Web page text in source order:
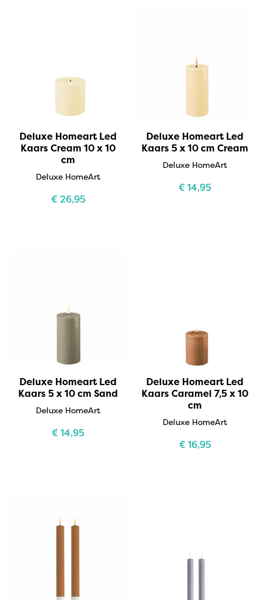
Deluxe Homeart Led
Kaars Cream 10 x 10
cm
Deluxe HomeArt
€26,95
Deluxe Homeart Led
Kaars 5 x 10 cm Cream
Deluxe HomeArt
€14,95
Deluxe Homeart Led
Kaars 5 x 10 cm Sand
Deluxe HomeArt
€14,95
Deluxe Homeart Led
Kaars Caramel 7,5 x 10
cm
Deluxe HomeArt
€16,95